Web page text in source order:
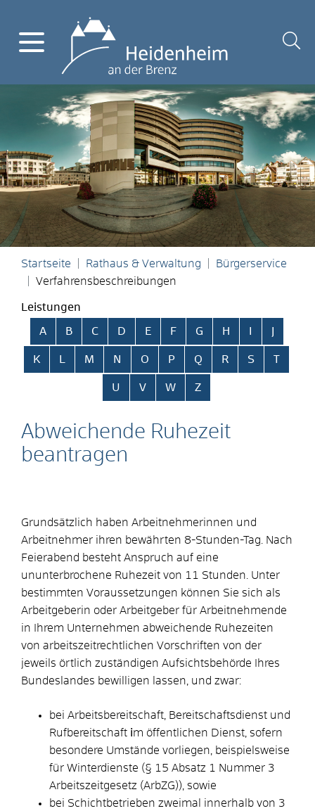
Startseite Rathaus & Verwaltung
Bürgerservice
Verfahrensbeschreibungen
Leistungen
Alphabetisches Register überspringen
A B C D E F G H
K L M N O P Q R S T
U V W Z
Abweichende Ruhezeit
beantragen
Grundsätzlich haben Arbeitnehmerinnen und
Arbeitnehmer ihren bewährten 8-Stunden-Tag. Nach
Feierabend besteht Anspruch auf eine
ununterbrochene Ruhezeit von 11 Stunden. Unter
bestimmten Voraussetzungen können Sie sich als
Arbeitgeberin oder Arbeitgeber für Arbeitnehmende
in Ihrem Unternehmen abweichende Ruhezeiten
von arbeitszeitrechtlichen Vorschriften von der
jeweils örtlich zuständigen Aufsichtsbehörde Ihres
Bundeslandes bewilligen lassen, und zwar:
bei Arbeitsbereitschaft, Bereitschaftsdienst und
Rufbereitschaft im öffentlichen Dienst, sofern
besondere Umstände vorliegen, beispielsweise
für Winterdienste (§ 15 Absatz 1 Nummer 3
Arbeitszeitgesetz (ArbZG)), sowie
bei Schichtbetrieben zweimal innerhalb von 3